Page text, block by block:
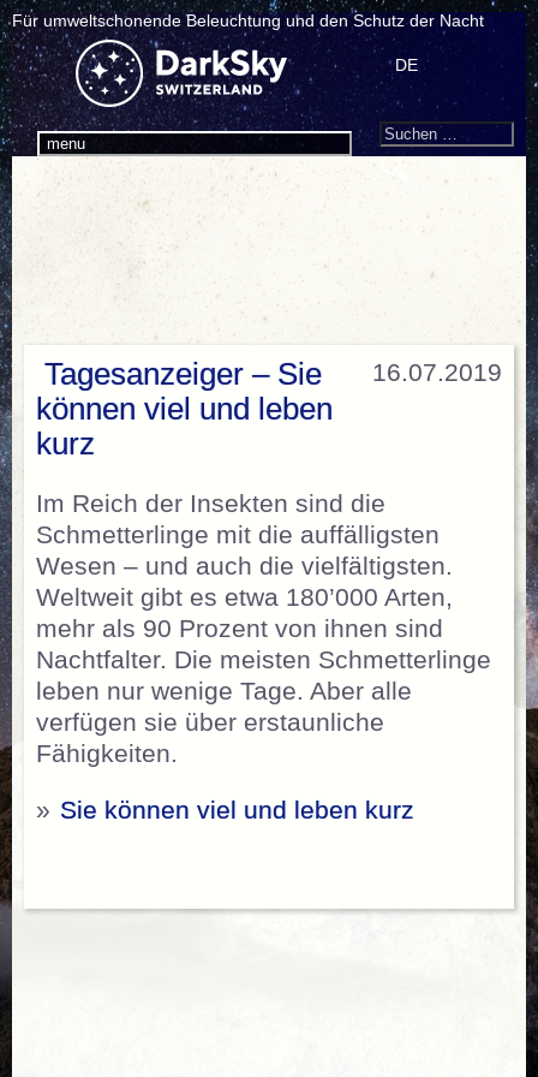
Für umweltschonende Beleuchtung und den Schutz der Nacht
menu
DE
Search
Suchen
16.07.2019
Tagesanzeiger – Sie
können viel und leben
kurz
Im Reich der Insekten sind die
Schmetterlinge mit die auffälligsten
Wesen – und auch die vielfältigsten.
Weltweit gibt es etwa 180’000 Arten,
mehr als 90 Prozent von ihnen sind
Nachtfalter. Die meisten Schmetterlinge
leben nur wenige Tage. Aber alle
verfügen sie über erstaunliche
Fähigkeiten.
» Sie können viel und leben kurz